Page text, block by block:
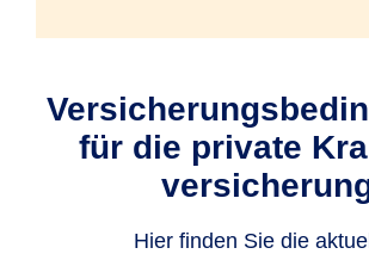
für die private
Hier finden Sie die